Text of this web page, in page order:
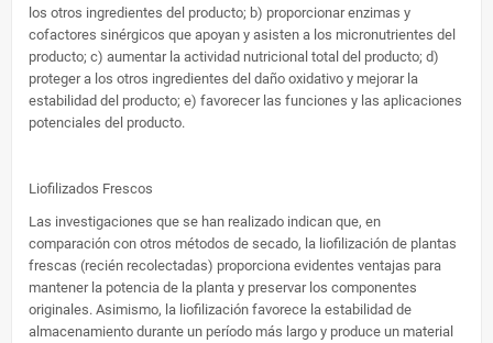
los otros ingredientes del producto; b) proporcionar enzimas y
cofactores sinérgicos que apoyan y asisten a los micronutrientes del
producto; c) aumentar la actividad nutricional total del producto; d)
proteger a los otros ingredientes del daño oxidativo y mejorar la
estabilidad del producto; e) favorecer las funciones y las aplicaciones
potenciales del producto.
Liofilizados Frescos
Las investigaciones que se han realizado indican que, en
comparación con otros métodos de secado, la liofilización de plantas
frescas (recién recolectadas) proporciona evidentes ventajas para
mantener la potencia de la planta y preservar los componentes
originales. Asimismo, la liofilización favorece la estabilidad de
almacenamiento durante un período más largo y produce un material